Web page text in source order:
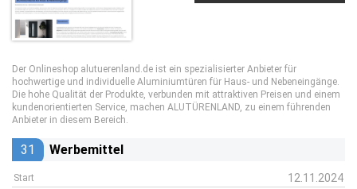
Der Onlineshop alutuerenland.de ist ein spezialisierter Anbieter für
hochwertige und individuelle Aluminiumtüren für Haus- und Nebeneingänge.
Die hohe Qualität der Produkte, verbunden mit attraktiven Preisen und einem
kundenorientierten Service, machen ALUTÜRENLAND, zu einem führenden
Anbieter in diesem Bereich.
31 Werbemittel
Start 12.11.2024